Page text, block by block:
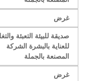
صديقة للبيئة التعبئة والتغليف
للعناية بالبشرة الشركة
المصنعة بالجملة